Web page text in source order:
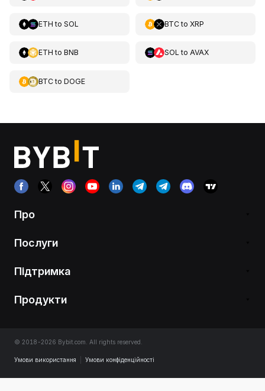
ETH to SOL BTCto XRP
ETH to BNB SOL to AVAX
BTCto DOGE
Про
Послуги
Підтримка
Продукти
© 2018-2026 Bybit.com. All rights reserved.
Умови використання Умови конфіденційності